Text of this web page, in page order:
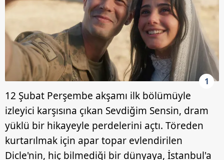
1
12 Şubat Perşembe akşamı ilk bölümüyle
izleyici karşısına çıkan Sevdiğim Sensin, dram
yüklü bir hikayeyle perdelerini açtı. Töreden
kurtarılmak için apar topar evlendirilen
Dicle'nin, hiç bilmediği bir dünyaya, İstanbul'a